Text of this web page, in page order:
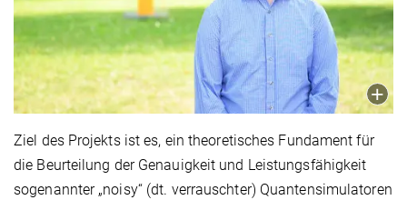
Ziel des Projekts ist es, ein theoretisches Fundament für
die Beurteilung der Genauigkeit und Leistungsfähigkeit
sogenannter „noisy“ (dt. verrauschter) Quantensimulatoren